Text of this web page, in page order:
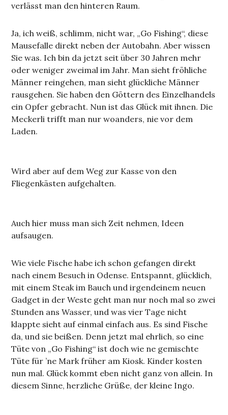
verlässt man den hinteren Raum.
Ja, ich weiß, schlimm, nicht war, „Go Fishing“, diese
Mausefalle direkt neben der Autobahn. Aber wissen
Sie was. Ich bin da jetzt seit über 30 Jahren mehr
oder weniger zweimal im Jahr. Man sieht fröhliche
Männer reingehen, man sieht glückliche Männer
rausgehen. Sie haben den Göttern des Einzelhandels
ein Opfer gebracht. Nun ist das Glück mit ihnen. Die
Meckerli trifft man nur woanders, nie vor dem
Laden.
Wird aber auf dem Weg zur Kasse von den
Fliegenkästen aufgehalten.
Auch hier muss man sich Zeit nehmen, Ideen
aufsaugen.
Wie viele Fische habe ich schon gefangen direkt
nach einem Besuch in Odense. Entspannt, glücklich,
mit einem Steak im Bauch und irgendeinem neuen
Gadget in der Weste geht man nur noch mal so zwei
Stunden ans Wasser, und was vier Tage nicht
klappte sieht auf einmal einfach aus. Es sind Fische
da, und sie beißen. Denn jetzt mal ehrlich, so eine
Tüte von „Go Fishing“ ist doch wie ne gemischte
Tüte für ’ne Mark früher am Kiosk. Kinder kosten
nun mal. Glück kommt eben nicht ganz von allein. In
diesem Sinne, herzliche Grüße, der kleine Ingo.